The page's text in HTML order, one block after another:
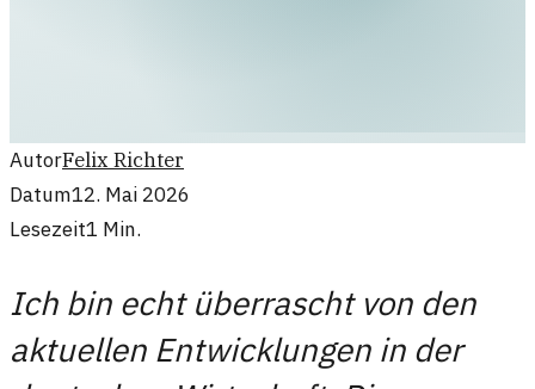
AutorFelix Richter
Datum12. Mai 2026
Lesezeit1 Min.
Ich bin echt überrascht von den
aktuellen Entwicklungen in der